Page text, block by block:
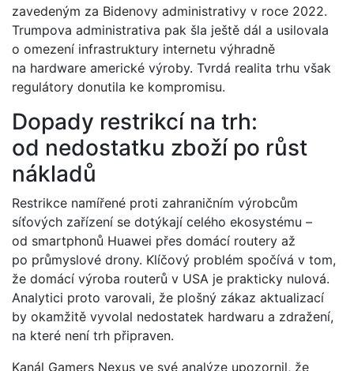
zavedeným za Bidenovy administrativy v roce 2022.
Trumpova administrativa pak šla ještě dál a usilovala
o omezení infrastruktury internetu výhradně
na hardware americké výroby. Tvrdá realita trhu však
regulátory donutila ke kompromisu.
Dopady restrikcí na trh:
od nedostatku zboží po růst
nákladů
Restrikce namířené proti zahraničním výrobcům
síťových zařízení se dotýkají celého ekosystému –
od smartphonů Huawei přes domácí routery až
po průmyslové drony. Klíčový problém spočívá v tom,
že domácí výroba routerů v USA je prakticky nulová.
Analytici proto varovali, že plošný zákaz aktualizací
by okamžitě vyvolal nedostatek hardwaru a zdražení,
na které není trh připraven.
Kanál Gamers Nexus ve své analýze upozornil, že